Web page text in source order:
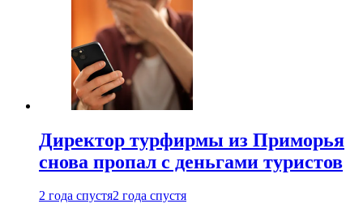
Директор турфирмы из Приморья
снова пропал с деньгами туристов
2 года спустя2 года спустя